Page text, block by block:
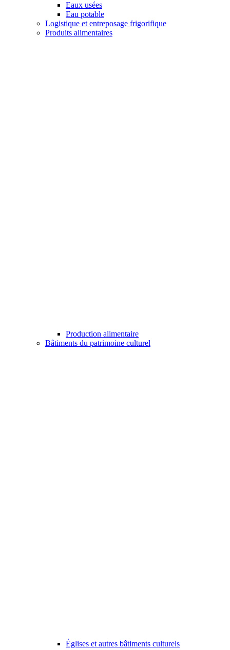
Eaux usées
Eau potable
Logistique et entreposage frigorifique
Produits alimentaires
Production alimentaire
Bâtiments du patrimoine culturel
Églises et autres bâtiments culturels